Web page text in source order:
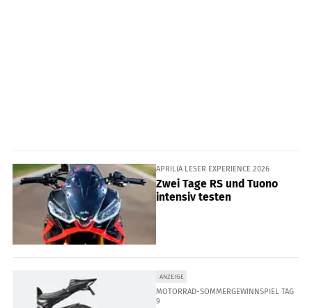
APRILIA LESER EXPERIENCE 2026
Zwei Tage RS und Tuono
intensiv testen
ANZEIGE
MOTORRAD-SOMMERGEWINNSPIEL TAG
9